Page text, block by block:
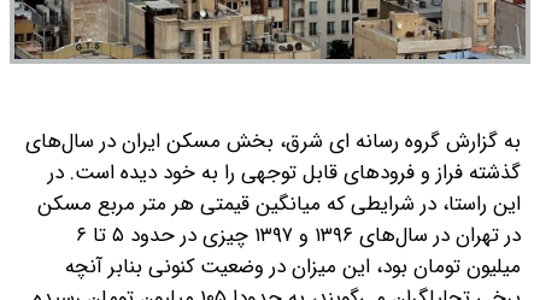
به گزارش گروه رسانه ای شرق، بخش مسکن ایران در سال‌های
گذشته فراز و فرود‌های قابل توجهی را به خود دیده است. در
این راستا، در شرایطی که میانگین قیمتی هر متر مربع مسکن
در تهران در سال‌های ۱۳۹۶ و ۱۳۹۷ چیزی در حدود ۵ تا ۶
میلیون تومان بود، این میزان در وضعیت کنونی بنابر آنچه